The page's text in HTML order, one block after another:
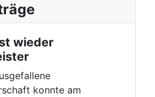
wieder
konnte am